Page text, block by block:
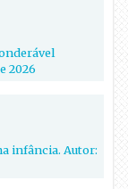
2026
infância. Autor: